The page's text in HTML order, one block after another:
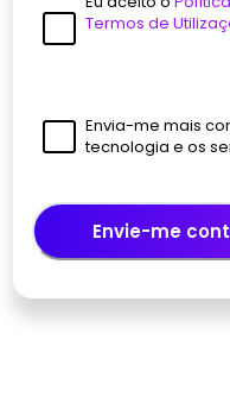
Termos de
Envia-me mais
tecnologia e os
Envie-me